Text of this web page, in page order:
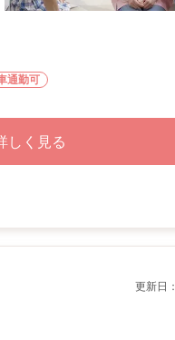
通勤可
しく見る
更新日：